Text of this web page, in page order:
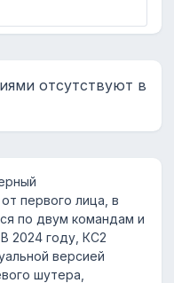
отсутствуют в
первого лица, в
по двум командам и
2024 году, КС2
версией
шутера,